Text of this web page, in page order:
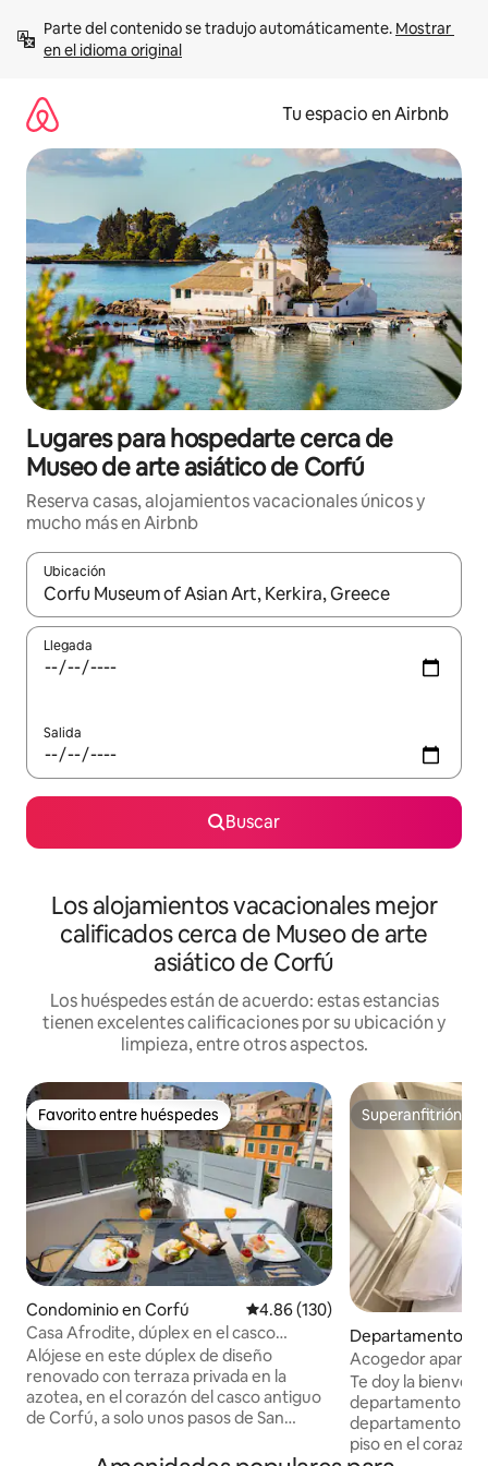
contenido
Parte del contenido se tradujo automáticamente. Mostrar
en el idioma original
Tu espacio en Airbnb
Lugares para hospedarte cerca de
Museo de arte asiático de Corfú
Reserva casas, alojamientos vacacionales únicos y
mucho más en Airbnb
Ubicación
Cuando los resultados estén disponibles, podrás navegar
Llegada
Salida
Buscar
Los alojamientos vacacionales mejor
calificados cerca de Museo de arte
asiático de Corfú
Los huéspedes están de acuerdo: estas estancias
tienen excelentes calificaciones por su ubicación y
limpieza, entre otros aspectos.
Favorito entre huéspedes
Favorito entre huéspedes
Condominio en Corfú Calificación promedio: 4.86 de
4.86 (130)
Casa Afrodite, dúplex en el casco
antiguo con terraza en la azotea
Alójese en este dúplex de diseño
renovado con terraza privada en la
azotea, en el corazón del casco antiguo
de Corfú, a solo unos pasos de San
históricos, restaurantes y cafés más
Superanfitrión
Superanfitrión
Departamento
Acogedor
antiguo
Te doy la
departamento
departamento
piso en el